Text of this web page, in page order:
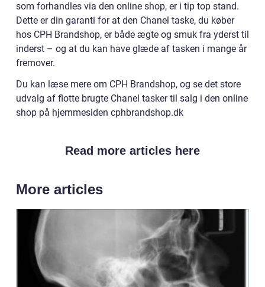
som forhandles via den online shop, er i tip top stand.
Dette er din garanti for at den Chanel taske, du køber
hos CPH Brandshop, er både ægte og smuk fra yderst til
inderst – og at du kan have glæde af tasken i mange år
fremover.
Du kan læse mere om CPH Brandshop, og se det store
udvalg af flotte brugte Chanel tasker til salg i den online
shop på hjemmesiden cphbrandshop.dk
Read more articles here
More articles